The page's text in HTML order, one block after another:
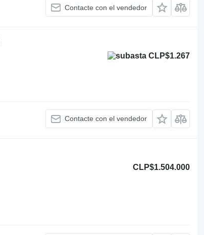
Contacte con el vendedor
CLP$1.267
Contacte con el vendedor
CLP$1.504.000